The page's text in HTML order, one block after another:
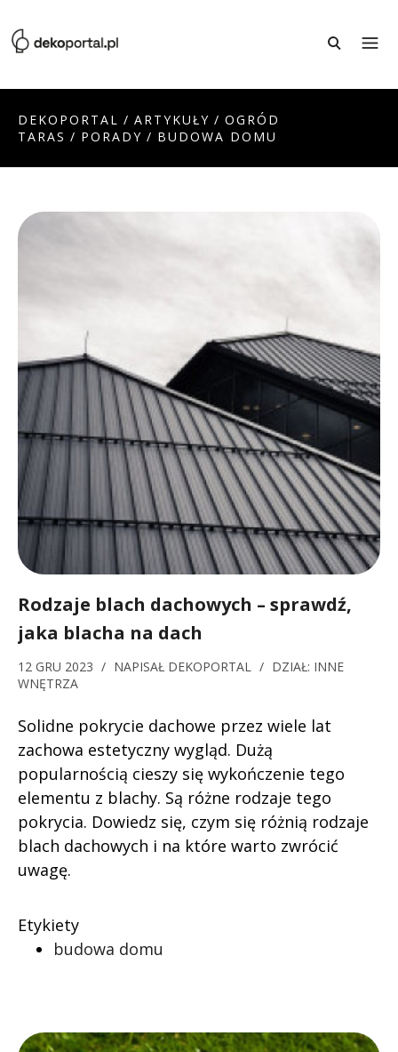
DEKOPORTAL / ARTYKUŁY / OGRÓD
TARAS / PORADY / BUDOWA DOMU
Rodzaje blach dachowych – sprawdź,
jaka blacha na dach
12 GRU 2023 / NAPISAŁ DEKOPORTAL / DZIAŁ: INNE
WNĘTRZA
Solidne pokrycie dachowe przez wiele lat
zachowa estetyczny wygląd. Dużą
popularnością cieszy się wykończenie tego
elementu z blachy. Są różne rodzaje tego
pokrycia. Dowiedz się, czym się różnią rodzaje
blach dachowych i na które warto zwrócić
uwagę.
Etykiety
budowa domu